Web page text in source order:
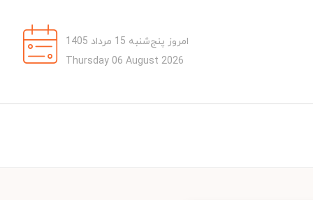
امروز پنج‌شنبه 15 مرداد 1405
Thursday 06 August 2026